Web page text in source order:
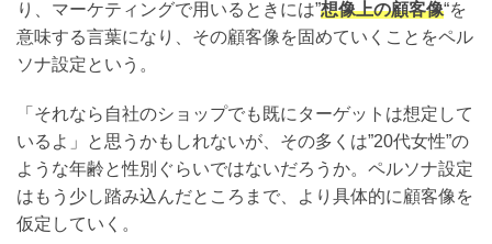
り、マーケティングで用いるときには”想像上の顧客像“を
意味する言葉になり、その顧客像を固めていくことをペル
ソナ設定という。
「それなら自社のショップでも既にターゲットは想定して
いるよ」と思うかもしれないが、その多くは”20代女性”の
ような年齢と性別ぐらいではないだろうか。ペルソナ設定
はもう少し踏み込んだところまで、より具体的に顧客像を
仮定していく。